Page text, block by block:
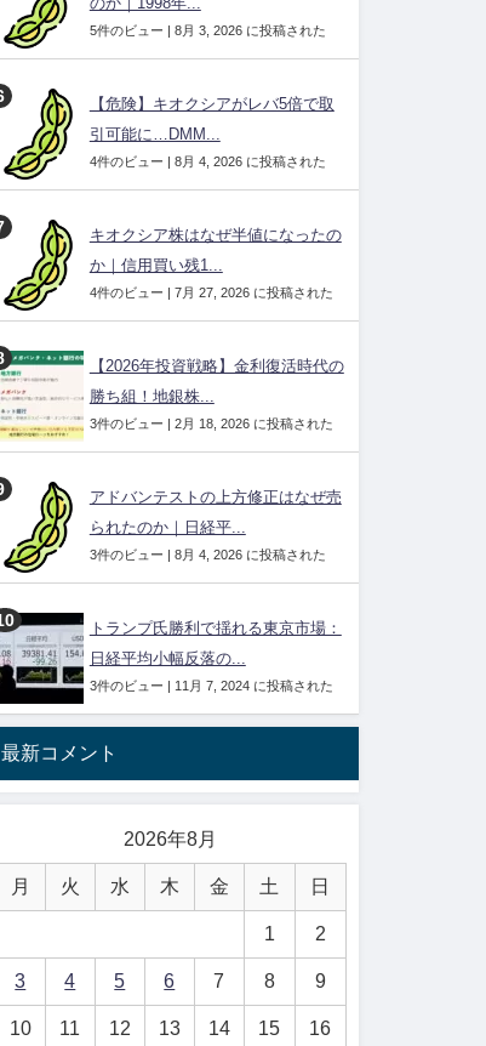
のか｜1998年...
5件のビュー | 8月 3, 2026 に投稿された
【危険】キオクシアがレバ5倍で取
引可能に…DMM...
4件のビュー | 8月 4, 2026 に投稿された
キオクシア株はなぜ半値になったの
か｜信用買い残1...
4件のビュー | 7月 27, 2026 に投稿された
【2026年投資戦略】金利復活時代の
勝ち組！地銀株...
3件のビュー | 2月 18, 2026 に投稿された
アドバンテストの上方修正はなぜ売
られたのか｜日経平...
3件のビュー | 8月 4, 2026 に投稿された
トランプ氏勝利で揺れる東京市場：
日経平均小幅反落の...
3件のビュー | 11月 7, 2024 に投稿された
最新コメント
2026年8月
月 火 水 木 金 土 日
1 2
3 4 5 6 7 8 9
10 11 12 13 14 15 16